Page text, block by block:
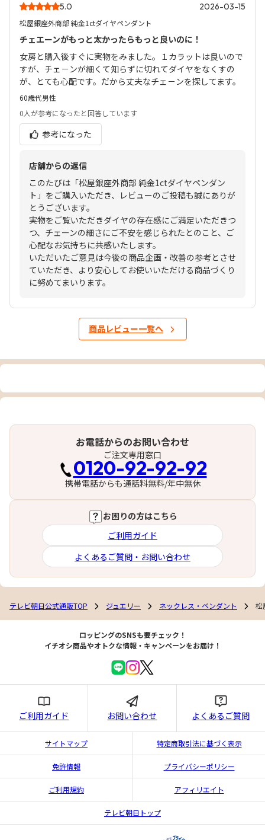
5.0 2026-03-15
松屋銀座外商部 純金1ctダイヤペンダント
チェエーンがもっと太かったらもっと良いのに！
女房と購入後すぐに実物をみました。１カラットは良いので
すが、チェ－ンが細くて知らずに切れてダイヤをなくすの
が、とても心配です。だから丈夫なチェ－ンを探してます。
60歳代男性
0人が参考になったと回答しています
参考になった
店舗からの返信
このたびは「松屋銀座外商部 純金1ctダイヤペンダン
ト」をご購入いただき、レビューのご投稿も誠にありが
とうございます。
実物をご覧いただきダイヤの存在感にご満足いただきつ
つ、チェーンの細さにご不安を感じられたとのこと、ご
心配なお気持ちに共感いたします。
いただいたご意見は今後の商品企画・改善の参考とさせ
ていただき、より安心してお使いいただける商品づくり
に努めてまいります。
商品レビュー一覧へ
お電話からのお問い合わせ
ご注文専用窓口
0120-92-92-92
携帯電話からも通話料無料/年中無休
お困りの方はこちら
ご利用ガイド
よくあるご質問・お問い合わせ
テレビ朝日公式通販TOP ジュエリー ネックレス・ペンダント 松
ロッピングのSNSも要チェック！
イチオシ商品やオトクな情報・キャンペーンをお届け！
ご利用ガイド お問い合わせ よくあるご質問
サイトマップ 特定商取引法に基づく表示
免許情報 プライバシーポリシー
ご利用規約 アフィリエイト
テレビ朝日トップ